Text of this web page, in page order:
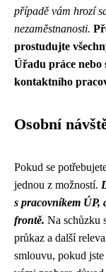
případě vám hrozí
nezaměstnanosti.
prostudujte
Úřadu práce nebo
kontaktního
Osobní
Pokud se
jednou z možností.
s pracovníkem ÚP,
frontě. Na schůzku
průkaz a další
smlouvu, pokud